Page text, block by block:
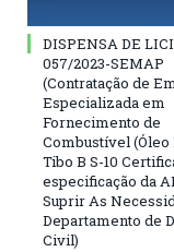
DISPENSA DE
057/2023-SEMAP
(Contratação de
Especializada em
Fornecimento de
Combustível (Óleo
Tibo B S-10
especificação da
Suprir As
Departamento de
Civil)